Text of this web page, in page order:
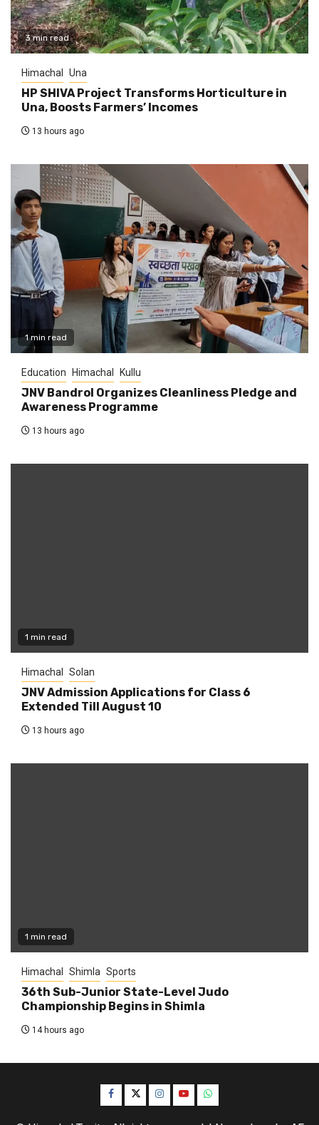
3 min read
Himachal Una
HP SHIVA Project Transforms Horticulture in
Una, Boosts Farmers’ Incomes
13 hours ago
1 min read
Education Himachal Kullu
JNV Bandrol Organizes Cleanliness Pledge and
Awareness Programme
13 hours ago
1 min read
Himachal Solan
JNV Admission Applications for Class 6
Extended Till August 10
13 hours ago
1 min read
Himachal Shimla Sports
36th Sub-Junior State-Level Judo
Championship Begins in Shimla
14 hours ago
Facebook
TwitterInstagram
YouTubeWhatsApp